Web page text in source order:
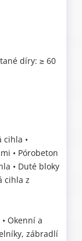
díry: ≥ 60
cihla •
• Pórobeton
• Duté bloky
cihla z
Okenní a
zábradlí